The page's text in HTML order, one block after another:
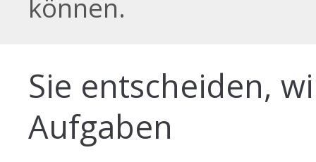
können.
Sie entscheiden,
Aufgaben